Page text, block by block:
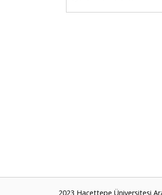
2023 Hacettepe Üniversitesi